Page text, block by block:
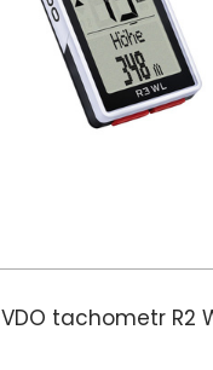
VDO tachometr R2